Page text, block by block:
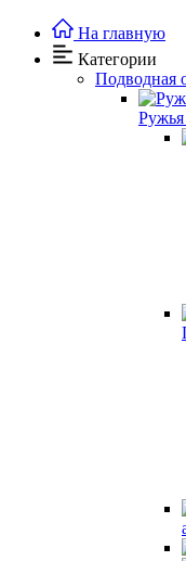
На главную
Категории
Подводная